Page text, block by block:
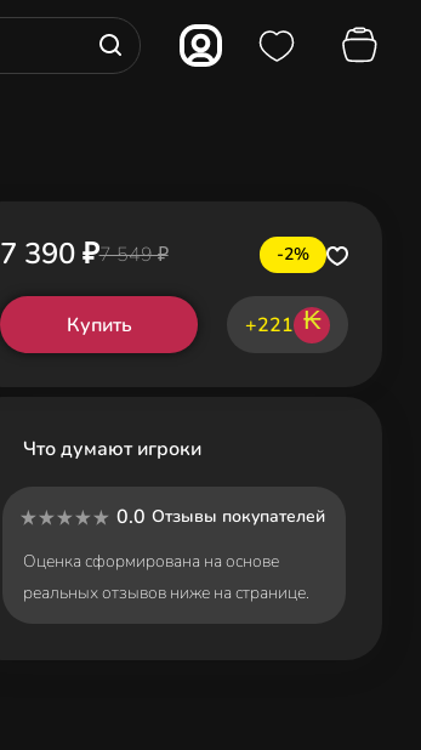
7 390 ₽7 549 ₽ -2%
Купить +221 ₭
Что думают игроки
0.0 Отзывы покупателей
Оценка сформирована на основе
реальных отзывов ниже на странице.